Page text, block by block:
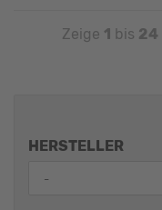
Zeige 1 bis 24
HERSTELLER